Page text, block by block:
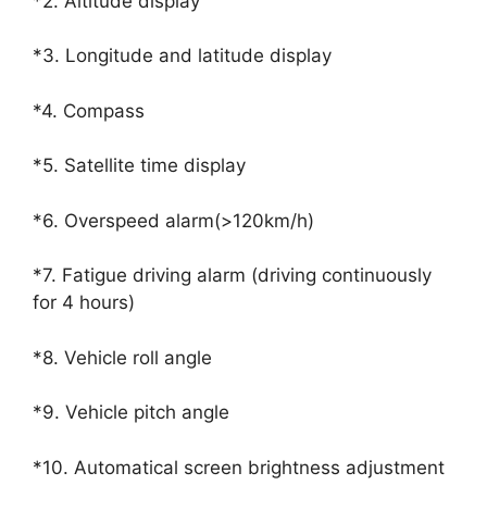
*3. Longitude and latitude display
*4. Compass
*5. Satellite time display
*6. Overspeed alarm(>120km/h)
*7. Fatigue driving alarm (driving continuously
for 4 hours)
*8. Vehicle roll angle
*9. Vehicle pitch angle
*10. Automatical screen brightness adjustment